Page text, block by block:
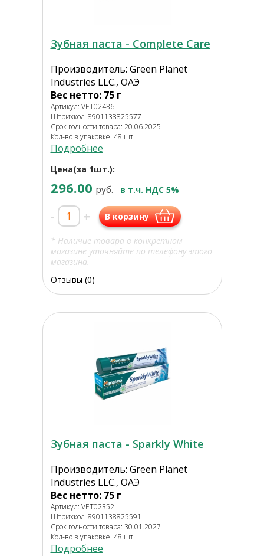
Зубная паста - Complete Care
Производитель: Green Planet
Industries LLC., ОАЭ
Вес нетто: 75 г
Артикул: VET02436
Штрихкод: 8901138825577
Срок годности товара: 20.06.2025
Кол-во в упаковке: 48 шт.
Подробнее
Цена(за 1шт.):
296.00 руб. в т.ч. НДС 5%
- + В корзину
* Наличие товара в конкретном
магазине уточняйте по телефону этого
магазина.
Отзывы (0)
Зубная паста - Sparkly White
Производитель: Green Planet
Industries LLC., ОАЭ
Вес нетто: 75 г
Артикул: VET02352
Штрихкод: 8901138825591
Срок годности товара: 30.01.2027
Кол-во в упаковке: 48 шт.
Подробнее